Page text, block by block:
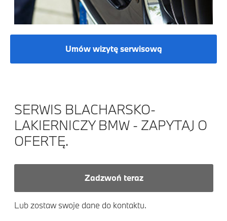
Umów wizytę serwisową
SERWIS BLACHARSKO-
LAKIERNICZY BMW - ZAPYTAJ O
OFERTĘ.
Zadzwoń teraz
Lub zostaw swoje dane do kontaktu.